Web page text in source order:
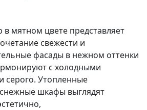
в мятном цвете представляет
свежести и
фасады в нежном оттенки
с холодными
серого. Утопленные
шкафы выглядят